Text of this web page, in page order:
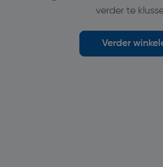
verder te
Verder